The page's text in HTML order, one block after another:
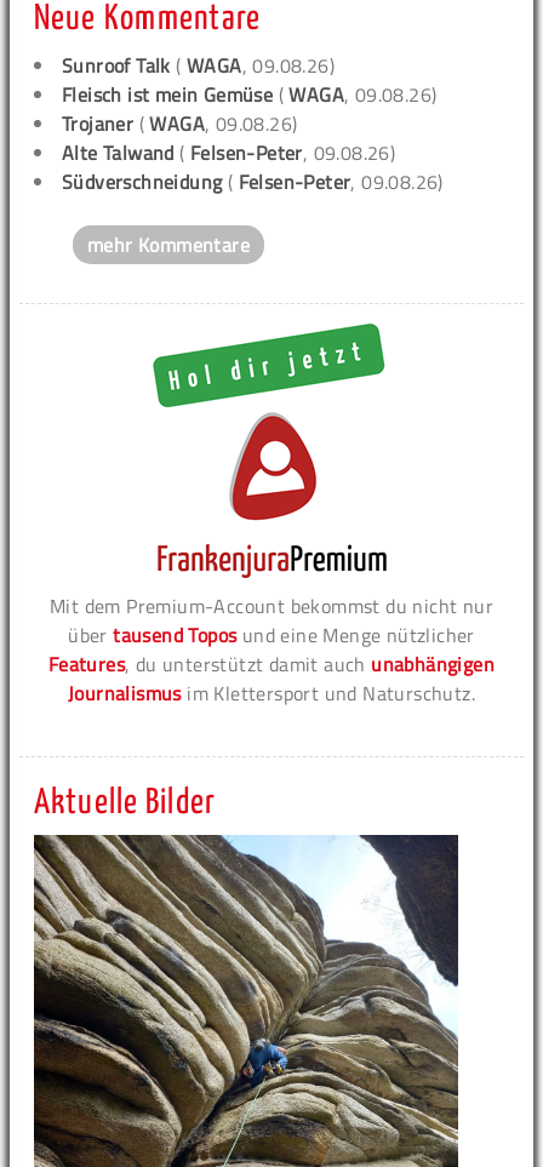
Neue Kommentare
Sunroof Talk (WAGA, 09.08.26)
Fleisch ist mein Gemüse (WAGA, 09.08.26)
Trojaner (WAGA, 09.08.26)
Alte Talwand ( Felsen-Peter, 09.08.26)
Südverschneidung( Felsen-Peter, 09.08.26)
mehr Kommentare
Mit dem Premium-Account bekommst du nicht nur
übertausend Toposund eine Menge nützlicher
Features, du unterstützt damit auch unabhängigen
Journalismusim Klettersport und Naturschutz.
Aktuelle Bilder